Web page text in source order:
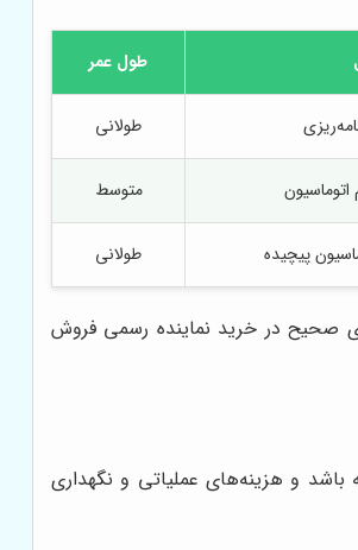
طول عمر
طولانی
متوسط
پیچیده طولانی
صحیح در خرید نماینده رسمی فروش
و هزینه‌های عملیاتی و نگهداری